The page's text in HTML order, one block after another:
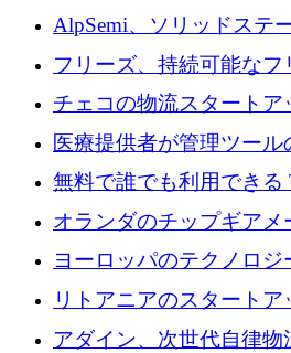
ラクチャを拡張するた
1,300 万ドルを調達
AlpSemi、ソリッドステ
カー技術の進歩のために
フリーズ、持続可能な
ンス全土に拡大するため
保
チェコの物流スタートア
送量が 1 年で 10 倍に増
利益を獲得
医療提供者が管理ツール
a16z が Prosper AI を
無料で誰でも利用できる
Explorer のご紹介
オランダのチップギアメ
Instrumentsが3億8,000万
ヨーロッパのテクノロ
8,500 万ユーロを超える
ー資金調達取引
リトアニアのスタートア
Slack 内に構築された AI
アダイン、次世代自律物